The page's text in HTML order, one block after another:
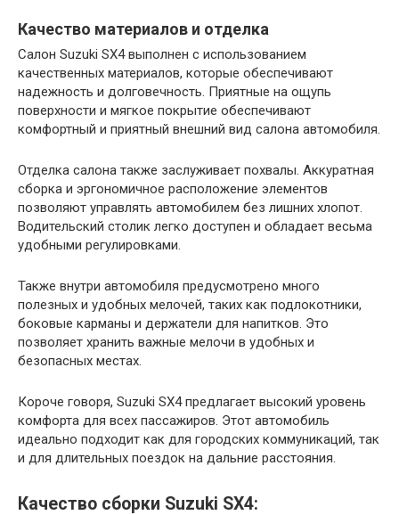
Качество материалов и отделка
Салон Suzuki SX4 выполнен с использованием
качественных материалов, которые обеспечивают
надежность и долговечность. Приятные на ощупь
поверхности и мягкое покрытие обеспечивают
комфортный и приятный внешний вид салона автомобиля.
Отделка салона также заслуживает похвалы. Аккуратная
сборка и эргономичное расположение элементов
позволяют управлять автомобилем без лишних хлопот.
Водительский столик легко доступен и обладает весьма
удобными регулировками.
Также внутри автомобиля предусмотрено много
полезных и удобных мелочей, таких как подлокотники,
боковые карманы и держатели для напитков. Это
позволяет хранить важные мелочи в удобных и
безопасных местах.
Короче говоря, Suzuki SX4 предлагает высокий уровень
комфорта для всех пассажиров. Этот автомобиль
идеально подходит как для городских коммуникаций, так
и для длительных поездок на дальние расстояния.
Качество сборки Suzuki SX4: